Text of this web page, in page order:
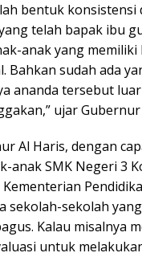
bentuk konsistensi
telah bapak ibu
anak yang memiliki
Bahkan sudah ada
ananda tersebut
ujar Gubernur
Al Haris, dengan
anak SMK Negeri 3
sekolah-sekolah
Kalau misalnya
untuk